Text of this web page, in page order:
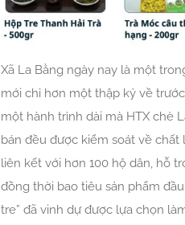
Xã La Bằng ngày nay là một
mới chỉ hơn một thập kỷ về
một hành trình dài mà HTX chè
bán đều được kiểm soát về
liên kết với hơn 100 hộ dân, hỗ
đồng thời bao tiêu sản phẩm
tre” đã vinh dự được lựa chọn